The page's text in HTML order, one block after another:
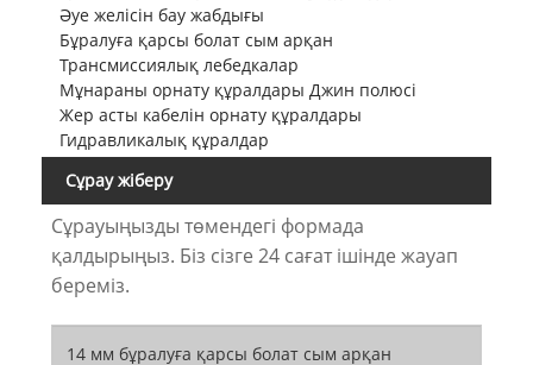
Әуе желісін бау жабдығы
Бұралуға қарсы болат сым арқан
Трансмиссиялық лебедкалар
Мұнараны орнату құралдары Джин полюсі
Жер асты кабелін орнату құралдары
Гидравликалық құралдар
Сұрау жіберу
Сұрауыңызды төмендегі формада
қалдырыңыз. Біз сізге 24 сағат ішінде жауап
береміз.